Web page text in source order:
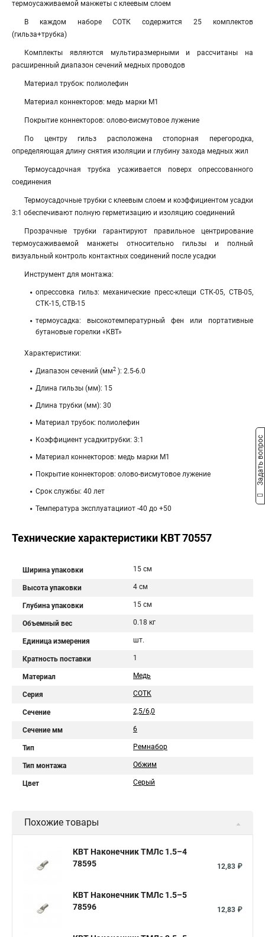
термоусаживаемой манжеты с клеевым слоем
В каждом наборе СОТК содержится 25 комплектов
(гильза+трубка)
Комплекты являются мультиразмерными и рассчитаны на
расширенный диапазон сечений медных проводов
Материал трубок: полиолефин
Материал коннекторов: медь марки М1
Покрытие коннекторов: олово-висмутовое лужение
По центру гильз расположена стопорная перегородка,
определяющая длину снятия изоляции и глубину захода медных жил
Термоусадочная трубка усаживается поверх опрессованного
соединения
Термоусадочные трубки с клеевым слоем и коэффициентом усадки
3:1 обеспечивают полную герметизацию и изоляцию соединений
Прозрачные трубки гарантируют правильное центрирование
термоусаживаемой манжеты относительно гильзы и полный
визуальный контроль контактных соединений после усадки
Инструмент для монтажа:
опрессовка гильз: механические пресс-клещи СТК-05, СТВ-05,
СТК-15, СТВ-15
термоусадка: высокотемпературный фен или портативные
бутановые горелки «КВТ»
Характеристики:
Диапазон сечений (мм2 ): 2.5-6.0
Длина гильзы (мм): 15
Длина трубки (мм): 30
Материал трубок: полиолефин
Коэффициент усадкитрубки: 3:1
Материал коннекторов: медь марки М1
Покрытие коннекторов: олово-висмутовое лужение
Срок службы: 40 лет
Температура эксплуатацииот -40 до +50
Технические характеристики КВТ 70557
Ширина упаковки 15 см
Высота упаковки 4 см
Глубина упаковки 15 см
Объемный вес 0.18 кг
Единица измерения шт.
Кратность поставки 1
Материал Медь
Серия СОТК
Сечение 2,5/6,0
Сечение мм 6
Тип Ремнабор
Тип монтажа Обжим
Цвет Серый
Похожие товары
КВТ Наконечник ТМЛс 1.5–4
78595
12,83 ₽
КВТ Наконечник ТМЛс 1.5–5
78596
12,83 ₽
Задать вопрос